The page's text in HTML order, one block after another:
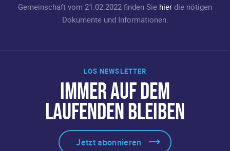
LOS NEWSLETTER
IMMER AUF DEM
LAUFENDEN BLEIBEN
Jetzt abonnieren
Gemeinschaft vom 21.02.2022 finden Sie hier die nötigen
Dokumente und Informationen.